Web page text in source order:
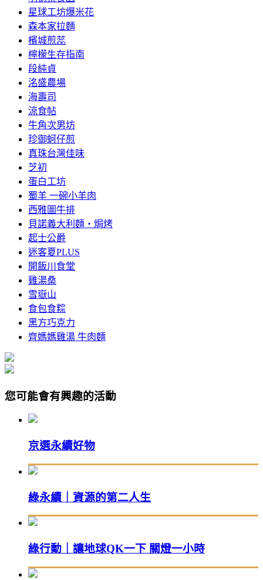
星球工坊爆米花
森本家拉麵
檳城煎蕊
檸檬生存指南
段純貞
洺盛農場
海壽司
涼食帖
牛角次男坊
珍御蚵仔煎
真珠台灣佳味
芝初
蛋白工坊
蜀羊 一碗小羊肉
西雅圖牛排
貝諾義大利麵‧焗烤
起士公爵
迷客夏PLUS
開飯川食堂
雞湯桑
雪嶽山
食包食粽
黑方巧克力
齊媽媽雞湯 牛肉麵
您可能會有興趣的活動
京選永續好物
綠永續｜資源的第二人生
綠行動｜讓地球QK一下 關燈一小時